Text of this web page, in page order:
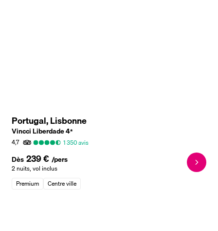
Portugal, Lisbonne
Vincci Liberdade4*
4,7
1 350avis
Dès 239 € /pers
2 nuits, vol inclus
Premium
Centre ville